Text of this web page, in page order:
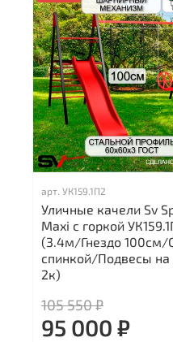
арт. УК159.1П2
Уличные качели Sv
Maxi с горкой
(3.4м/Гнездо 100см/
спинкой/Подвесы
2к)
105 550 ₽
95 000 ₽